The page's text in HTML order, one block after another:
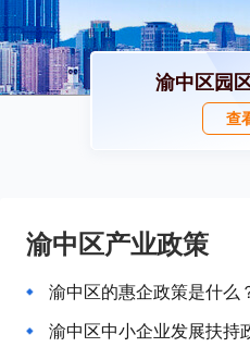
渝中区园
查
渝中区产业政策
渝中区的惠企政策是什么
渝中区中小企业发展扶持